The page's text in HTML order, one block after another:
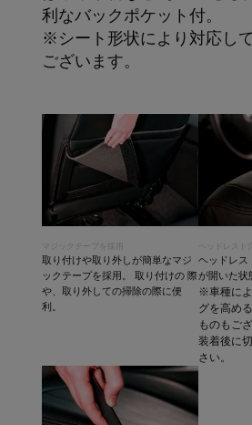
利なバックポケット付。
※シート形状により対応し
ございます。
マジックテープを採用
取り付けや取り外しが簡単なマジ
ックテープを採用。 取り付けの 際
や、取り外しての掃除の際に便
利。
ヘッドレスト
ヘッドレス
が開いた状
※車種に
グを高め
ものもご
装着後に
さい。